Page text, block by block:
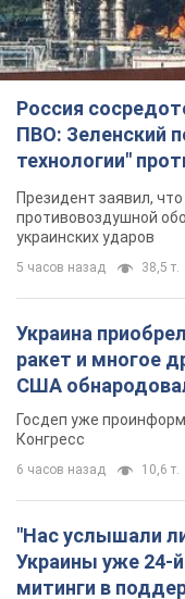
Россия
ПВО: Зеленский
технологии"
Президент заявил,
противовоздушной
украинских ударов
5 часов назад 38,5 т.
Украина
ракет и многое
США
Госдеп уже
Конгресс
6 часов назад 10,6 т.
"Нас услышали
Украины уже 24-
митинги в